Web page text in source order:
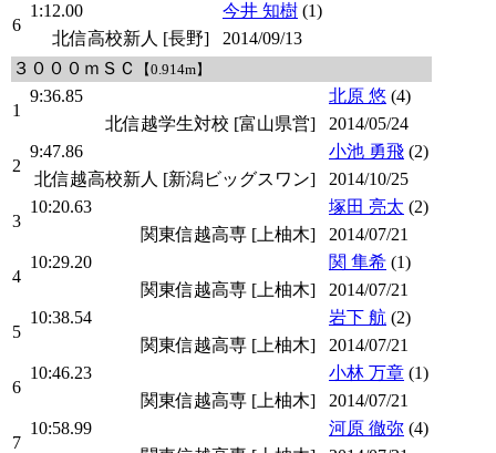
6
1:12.00 今井 知樹 (1)
北信高校新人 [長野]
2014/09/13
３０００ｍＳＣ
【0.914m】
1
9:36.85 北原 悠 (4)
北信越学生対校 [富山県営]
2014/05/24
2
9:47.86 小池 勇飛 (2)
北信越高校新人 [新潟ビッグスワン]
2014/10/25
3
10:20.63 塚田 亮太 (2)
関東信越高専 [上柚木]
2014/07/21
4
10:29.20 関 隼希 (1)
関東信越高専 [上柚木]
2014/07/21
5
10:38.54 岩下 航 (2)
関東信越高専 [上柚木]
2014/07/21
6
10:46.23 小林 万章 (1)
関東信越高専 [上柚木]
2014/07/21
7
10:58.99 河原 徹弥 (4)